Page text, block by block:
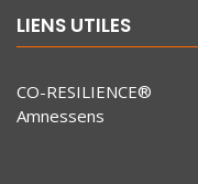
LIENS UTILES
CO-RESILIENCE®
Amnessens